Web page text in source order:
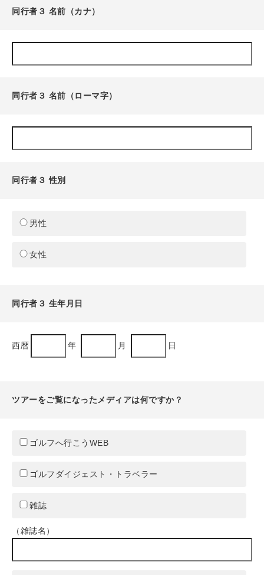
同行者３ 名前（カナ）
同行者３ 名前（ローマ字）
同行者３ 性別
男性
女性
同行者３ 生年月日
西暦 年 月 日
ツアーをご覧になったメディアは何ですか？
ゴルフへ行こうWEB
ゴルフダイジェスト・トラベラー
雑誌
（雑誌名）